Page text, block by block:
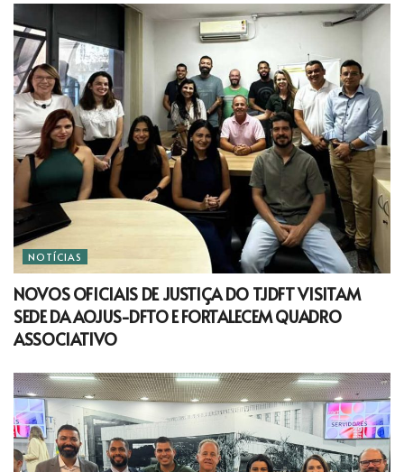
NOTÍCIAS
NOVOS OFICIAIS DE JUSTIÇA DO TJDFT VISITAM
SEDE DA AOJUS-DFTO E FORTALECEM QUADRO
ASSOCIATIVO